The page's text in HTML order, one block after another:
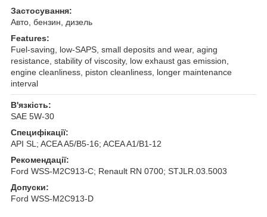
Застосування:
Авто, бензин, дизель
Features:
Fuel-saving, low-SAPS, small deposits and wear, aging
resistance, stability of viscosity, low exhaust gas emission,
engine cleanliness, piston cleanliness, longer maintenance
interval
В'язкість:
SAE 5W-30
Специфікації:
API SL; ACEA A5/B5-16; ACEA A1/B1-12
Рекомендації:
Ford WSS-M2C913-C; Renault RN 0700; STJLR.03.5003
Допуски:
Ford WSS-M2C913-D